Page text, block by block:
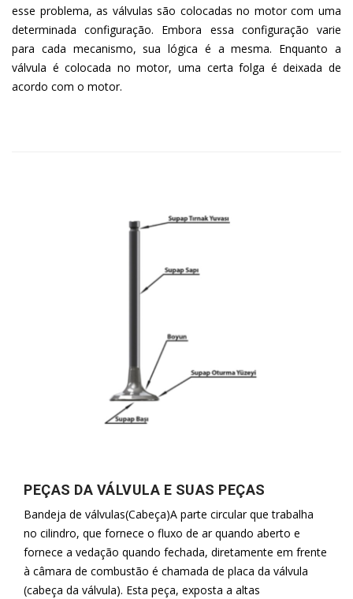
esse problema, as válvulas são colocadas no motor com uma
determinada configuração. Embora essa configuração varie
para cada mecanismo, sua lógica é a mesma. Enquanto a
válvula é colocada no motor, uma certa folga é deixada de
acordo com o motor.
PEÇAS DA VÁLVULA E SUAS PEÇAS
Bandeja de válvulas(Cabeça)A parte circular que trabalha
no cilindro, que fornece o fluxo de ar quando aberto e
fornece a vedação quando fechada, diretamente em frente
à câmara de combustão é chamada de placa da válvula
(cabeça da válvula). Esta peça, exposta a altas